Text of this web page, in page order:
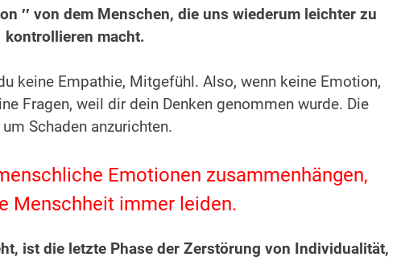
′′ von dem Menschen, die uns wiederum leichter zu
kontrollieren macht.
keine Empathie, Mitgefühl. Also, wenn keine Emotion,
Fragen, weil dir dein Denken genommen wurde. Die
Schaden anzurichten.
Emotionen zusammenhängen,
Menschheit immer leiden.
ist die letzte Phase der Zerstörung von Individualität,